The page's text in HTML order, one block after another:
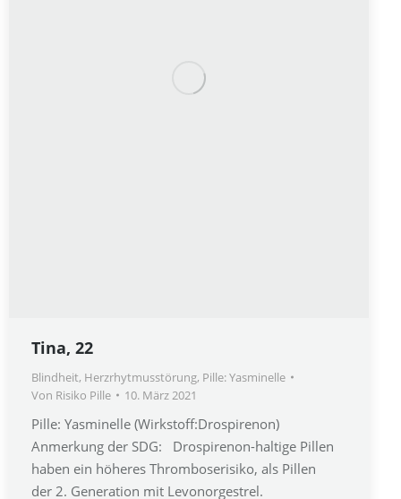
Tina, 22
Blindheit, Herzrhytmusstörung, Pille: Yasminelle
Von Risiko Pille 10. März 2021
Pille: Yasminelle (Wirkstoff:Drospirenon)
Anmerkung der SDG: Drospirenon-haltige Pillen
haben ein höheres Thromboserisiko, als Pillen
der 2. Generation mit Levonorgestrel.